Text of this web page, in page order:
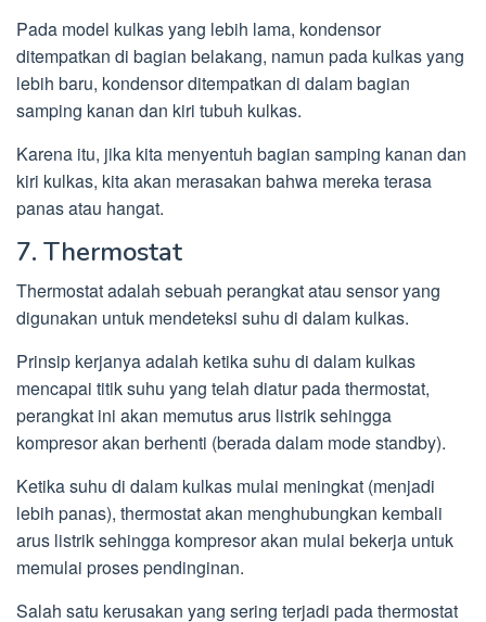
Pada model kulkas yang lebih lama, kondensor
ditempatkan di bagian belakang, namun pada kulkas yang
lebih baru, kondensor ditempatkan di dalam bagian
samping kanan dan kiri tubuh kulkas.
Karena itu, jika kita menyentuh bagian samping kanan dan
kiri kulkas, kita akan merasakan bahwa mereka terasa
panas atau hangat.
7. Thermostat
Thermostat adalah sebuah perangkat atau sensor yang
digunakan untuk mendeteksi suhu di dalam kulkas.
Prinsip kerjanya adalah ketika suhu di dalam kulkas
mencapai titik suhu yang telah diatur pada thermostat,
perangkat ini akan memutus arus listrik sehingga
kompresor akan berhenti (berada dalam mode standby).
Ketika suhu di dalam kulkas mulai meningkat (menjadi
lebih panas), thermostat akan menghubungkan kembali
arus listrik sehingga kompresor akan mulai bekerja untuk
memulai proses pendinginan.
Salah satu kerusakan yang sering terjadi pada thermostat